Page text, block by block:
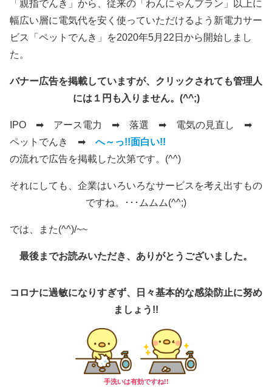
「親指でんき」から、従来の「わんにゃんプラン」以上に
幅広い層に電気代を安く使っていただけるよう新電力サー
ビス「ペットでんき」を2020年5月22日から開始しまし
た。
バナー広告を掲載していますが、クリックされても管理人
には１円も入りません。(^^;)
IPO ➡ アース電力 ➡ 落選 ➡ 電気の見直し ➡
ペットでんき ➡ へ～っ!!面白い!!
の流れで広告を掲載した次第です。(^^)
それにしても、企業はいろいろなサービスを考え出すもの
ですね。･･･ムムム(^^;)
では、また(^^)/~~
最後までお読みいただき、ありがとうございました。
コロナに過敏になりすぎず、日々基本的な感染防止に努め
ましょう!!
手洗いは有効ですね!!